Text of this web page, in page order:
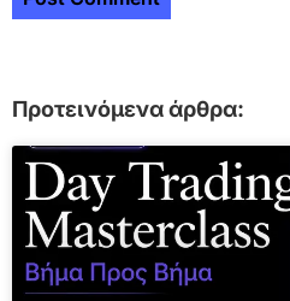
Προτεινόμενα άρθρα: